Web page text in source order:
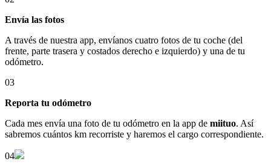
Envía las fotos
A través de nuestra app, envíanos cuatro fotos de tu coche (del
frente, parte trasera y costados derecho e izquierdo) y una de tu
odómetro.
03
Reporta tu odómetro
Cada mes envía una foto de tu odómetro en la app de miituo. Así
sabremos cuántos km recorriste y haremos el cargo correspondiente.
04